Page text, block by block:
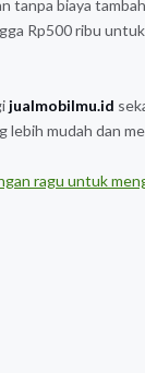
tanpa biaya
Rp500 ribu
jualmobilmu.id
lebih mudah dan
ragu untuk